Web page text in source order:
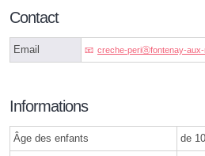
Contact
Email creche-periⓐfontenay-
Informations
Âge des enfants de